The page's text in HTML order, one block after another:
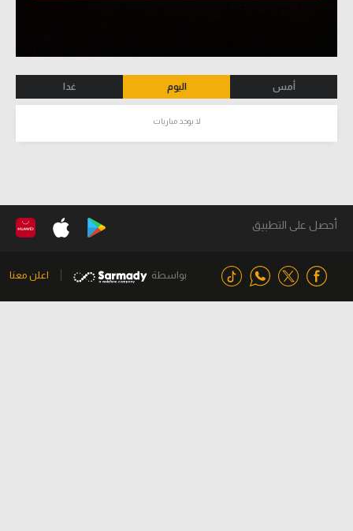
أمس اليوم غدا
لا يوجد مباريات
أحصل على التطبيق
بواسطة اعلن معنا